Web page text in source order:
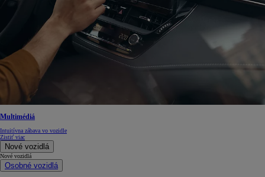
Multimédiá
Intuitívna zábava vo vozidle
Zistiť viac
Nové vozidlá
Nové vozidlá
Osobné vozidlá